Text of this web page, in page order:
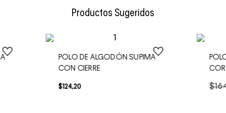
Productos Sugeridos
POLO DE ALGODÓN SUPIMA
CON CIERRE
$124,20 $